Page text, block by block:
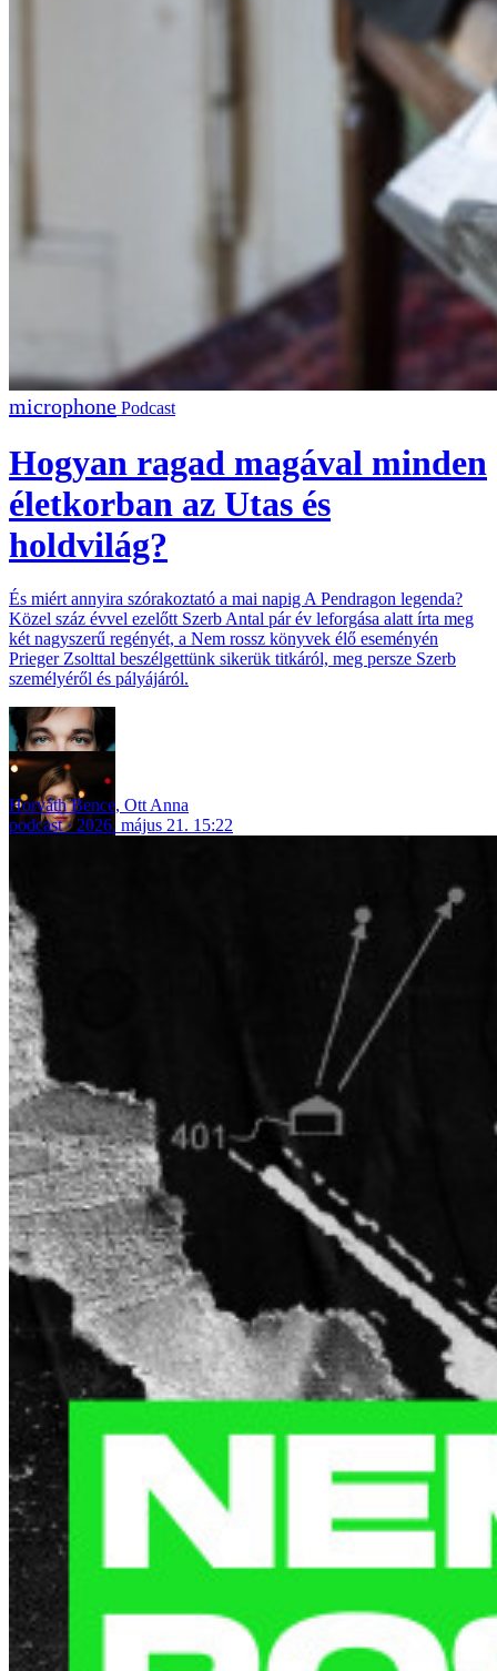
Podcast
Hogyan ragad magával minden
életkorban az Utas és
holdvilág?
És miért annyira szórakoztató a mai napig A Pendragon legenda?
Közel száz évvel ezelőtt Szerb Antal pár év leforgása alatt írta meg
két nagyszerű regényét, a Nem rossz könyvek élő eseményén
Prieger Zsolttal beszélgettünk sikerük titkáról, meg persze Szerb
személyéről és pályájáról.
Horváth Bence, Ott Anna
podcast
2026. május 21. 15:22